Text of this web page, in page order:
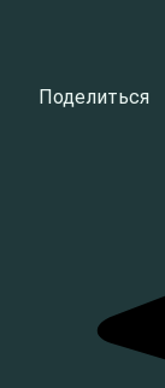
Поделиться